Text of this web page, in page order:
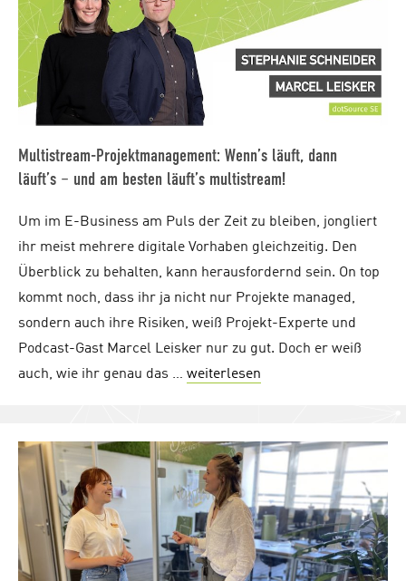
Multistream-Projektmanagement: Wenn’s läuft, dann
läuft’s – und am besten läuft’s multistream!
Um im E-Business am Puls der Zeit zu bleiben, jongliert
ihr meist mehrere digitale Vorhaben gleichzeitig. Den
Überblick zu behalten, kann herausfordernd sein. On top
kommt noch, dass ihr ja nicht nur Projekte managed,
sondern auch ihre Risiken, weiß Projekt-Experte und
Podcast-Gast Marcel Leisker nur zu gut. Doch er weiß
auch, wie ihr genau das … weiterlesen